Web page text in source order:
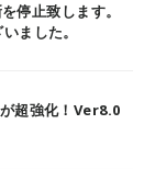
停止致します。
ました。
超強化！Ver8.0